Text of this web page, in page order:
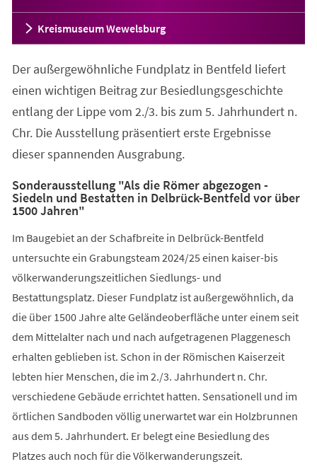
Kreismuseum Wewelsburg
Der außergewöhnliche Fundplatz in Bentfeld liefert
einen wichtigen Beitrag zur Besiedlungsgeschichte
entlang der Lippe vom 2./3. bis zum 5. Jahrhundert n.
Chr. Die Ausstellung präsentiert erste Ergebnisse
dieser spannenden Ausgrabung.
Sonderausstellung "Als die Römer abgezogen -
Siedeln und Bestatten in Delbrück-Bentfeld vor über
1500 Jahren"
Im Baugebiet an der Schafbreite in Delbrück-Bentfeld
untersuchte ein Grabungsteam 2024/25 einen kaiser-bis
völkerwanderungszeitlichen Siedlungs- und
Bestattungsplatz. Dieser Fundplatz ist außergewöhnlich, da
die über 1500 Jahre alte Geländeoberfläche unter einem seit
dem Mittelalter nach und nach aufgetragenen Plaggenesch
erhalten geblieben ist. Schon in der Römischen Kaiserzeit
lebten hier Menschen, die im 2./3. Jahrhundert n. Chr.
verschiedene Gebäude errichtet hatten. Sensationell und im
örtlichen Sandboden völlig unerwartet war ein Holzbrunnen
aus dem 5. Jahrhundert. Er belegt eine Besiedlung des
Platzes auch noch für die Völkerwanderungszeit.